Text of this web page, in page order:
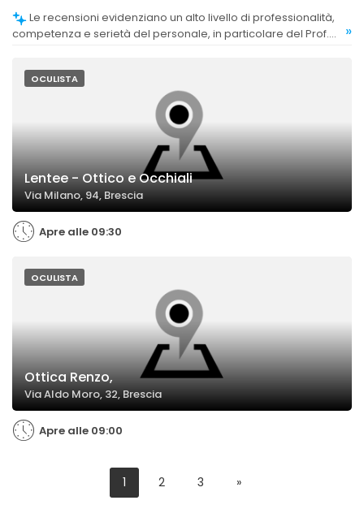
competenza e serietà del personale, in particolare del Prof.
»
OCULISTA
Lentee - Ottico e Occhiali
Via Milano, 94, Brescia
Apre alle 09:30
OCULISTA
Ottica Renzo,
Via Aldo Moro, 32, Brescia
Apre alle 09:00
1 2 3 »